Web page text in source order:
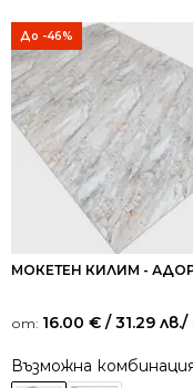
До -46%
МОКЕТЕН КИЛИМ -
от: 16.00 € / 31.29 лв./
Възможна